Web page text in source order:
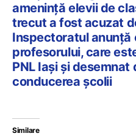
amenință elevii de
trecut a fost acuzat
Inspectoratul anunță
profesorului, care
PNL Iași și desemnat
conducerea școlii
Similare